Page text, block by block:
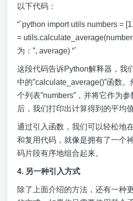
以下代码：
“`python import utils numbers =
=
为：”, average) “`
这段代码告诉Python解释器，我
中的”calculate_average()”函数
个列表”numbers”，并将它作为
后，我们打印出计算得到的平均值
通过引入函数，我们可以轻松地
和复用代码，就像是拥有了一个
码片段有序地组合起来。
4. 另一种引入方式
除了上面介绍的方法，还有一种